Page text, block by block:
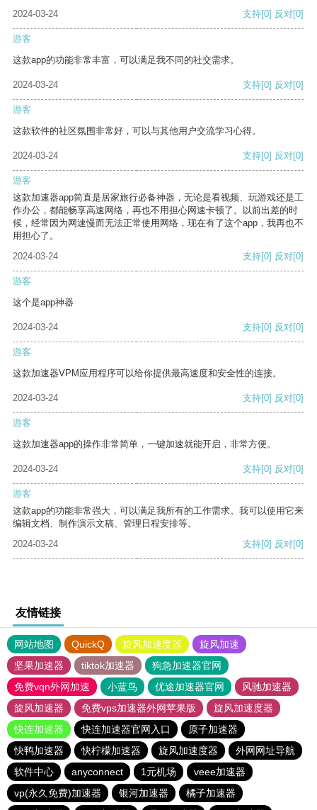
2024-03-24 支持[0] 反对[0]
游客
这款app的功能非常丰富，可以满足我不同的社交需求。
2024-03-24 支持[0] 反对[0]
游客
这款软件的社区氛围非常好，可以与其他用户交流学习心得。
2024-03-24 支持[0] 反对[0]
游客
这款加速器app简直是居家旅行必备神器，无论是看视频、玩游戏还是工
作办公，都能畅享高速网络，再也不用担心网速卡顿了。以前出差的时
候，经常因为网速慢而无法正常使用网络，现在有了这个app，我再也不
用担心了。
2024-03-24
支持[0] 反对[0]
游客
这个是app神器
2024-03-24 支持[0] 反对[0]
游客
这款加速器VPM应用程序可以给你提供最高速度和安全性的连接。
2024-03-24 支持[0] 反对[0]
游客
这款加速器app的操作非常简单，一键加速就能开启，非常方便。
2024-03-24 支持[0] 反对[0]
游客
这款app的功能非常强大，可以满足我所有的工作需求。我可以使用它来
编辑文档、制作演示文稿、管理日程安排等。
2024-03-24
支持[0] 反对[0]
友情链接
网站地图 QuickQ 旋风加速度器
旋风加速
坚果加速器
tiktok加速器
狗急加速器官网
免费vqn外网加速
小蓝鸟 优途加速器官网
风驰加速器
旋风加速器
免费vps加速器外网苹果版
旋风加速度器
快连加速器
快连加速器官网入口
原子加速器
快鸭加速器
快柠檬加速器 旋风加速度器
外网网址导航
软件中心
anyconnect 1元机场
veee加速器
vp(永久免费)加速器
银河加速器
橘子加速器